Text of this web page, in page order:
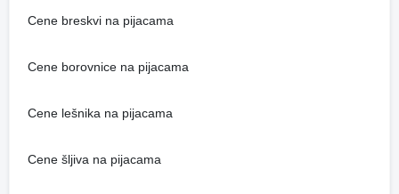
Cene breskvi na pijacama
Cene borovnice na pijacama
Cene lešnika na pijacama
Cene šljiva na pijacama